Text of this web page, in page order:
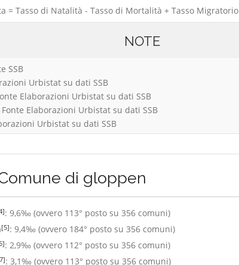
= Tasso di Natalità - Tasso di Mortalità + Tasso Migratorio
NOTE
SSB
Urbistat su dati SSB
Elaborazioni Urbistat su dati SSB
Elaborazioni Urbistat su dati SSB
Urbistat su dati SSB
di gloppen
: 9,6‰ (ovvero 113° posto su 356 comuni)
[5]: 9,4‰ (ovvero 184° posto su 356 comuni)
: 2,9‰ (ovvero 112° posto su 356 comuni)
: 3,1‰ (ovvero 113° posto su 356 comuni)